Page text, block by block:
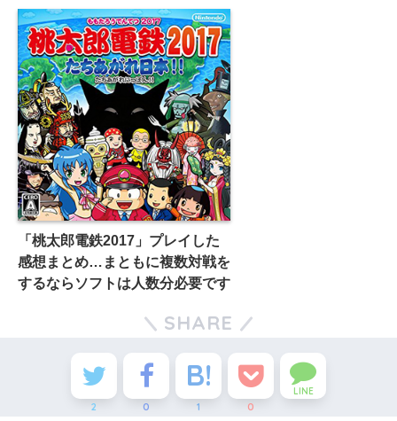
「桃太郎電鉄2017」プレイした
感想まとめ…まともに複数対戦を
するならソフトは人数分必要です
SHARE
2 0 1 0
LINE